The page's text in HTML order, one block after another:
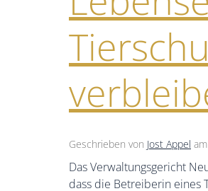
Geschrieben von Jost Appel am
Das Verwaltungsgericht
dass die Betreiberin eines